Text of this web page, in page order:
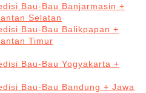
Bau-Bau Banjarmasin +
Selatan
Bau-Bau Balikpapan +
Timur
Bau-Bau Yogyakarta +
Bau-Bau Bandung + Jawa